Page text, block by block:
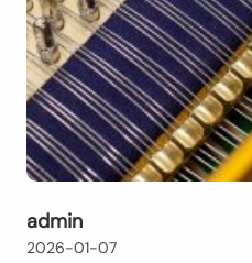
admin
2026-01-07